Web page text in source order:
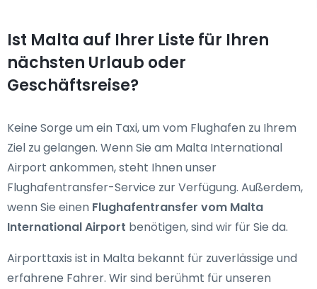
Ist Malta auf Ihrer Liste für Ihren
nächsten Urlaub oder
Geschäftsreise?
Keine Sorge um ein Taxi, um vom Flughafen zu Ihrem
Ziel zu gelangen. Wenn Sie am Malta International
Airport ankommen, steht Ihnen unser
Flughafentransfer-Service zur Verfügung. Außerdem,
wenn Sie einen Flughafentransfer vom Malta
International Airport benötigen, sind wir für Sie da.
Airporttaxis ist in Malta bekannt für zuverlässige und
erfahrene Fahrer. Wir sind berühmt für unseren